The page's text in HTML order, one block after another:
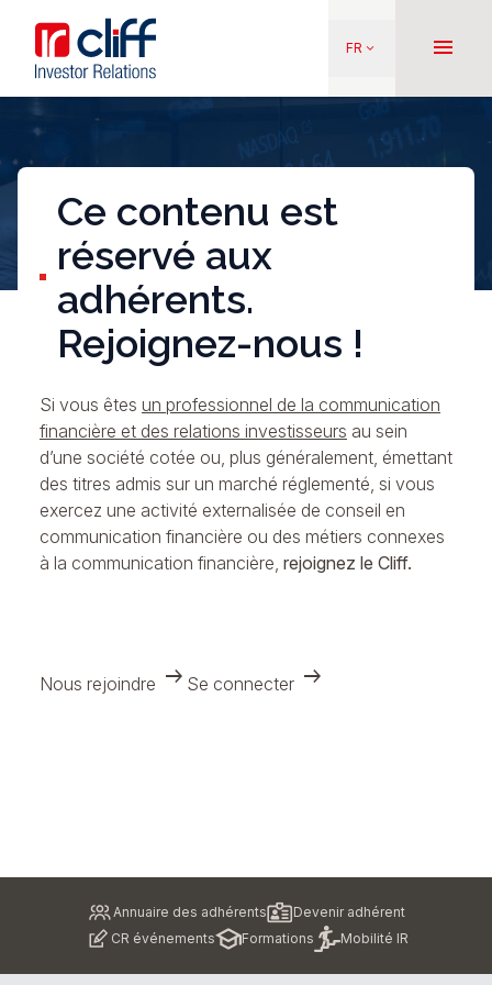
contenu
principal
Aller directement au contenu
FR keyboard_arrow_down menu
Ce contenu est
réservé aux
adhérents.
Rejoignez-nous !
Si vous êtes un professionnel de la communication
financière et des relations investisseurs au sein
d’une société cotée ou, plus généralement, émettant
des titres admis sur un marché réglementé, si vous
exercez une activité externalisée de conseil en
communication financière ou des métiers connexes
à la communication financière, rejoignez le Cliff.
Nous rejoindre arrow_right_alt Se connecter arrow_right_alt
Annuaire des adhérents
Devenir adhérent
CR événements
Formations Mobilité IR